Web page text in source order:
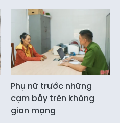
Phụ nữ trước những
cạm bẫy trên không
gian mạng